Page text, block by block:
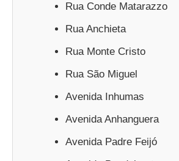
Rua Conde Matarazzo
Rua Anchieta
Rua Monte Cristo
Rua São Miguel
Avenida Inhumas
Avenida Anhanguera
Avenida Padre Feijó